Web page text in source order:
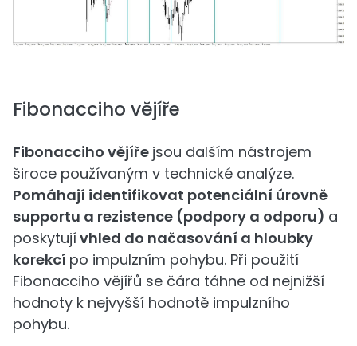
Fibonacciho vějíře
Fibonacciho vějíře jsou dalším nástrojem
široce používaným v technické analýze.
Pomáhají identifikovat potenciální úrovně
supportu a rezistence (podpory a odporu) a
poskytujívhled do načasování a hloubky
korekcí po impulzním pohybu. Při použití
Fibonacciho vějířů se čára táhne od nejnižší
hodnoty k nejvyšší hodnotě impulzního
pohybu.